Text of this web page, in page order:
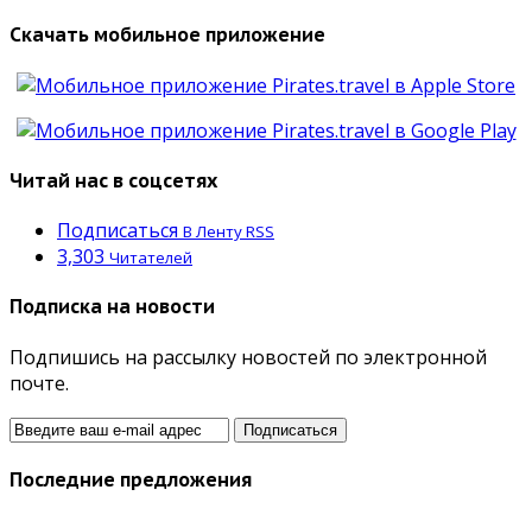
Скачать мобильное приложение
Читай нас в соцсетях
Подписаться В Ленту RSS
3,303 Читателей
Подписка на новости
Подпишись на рассылку новостей по электронной
почте.
Последние предложения